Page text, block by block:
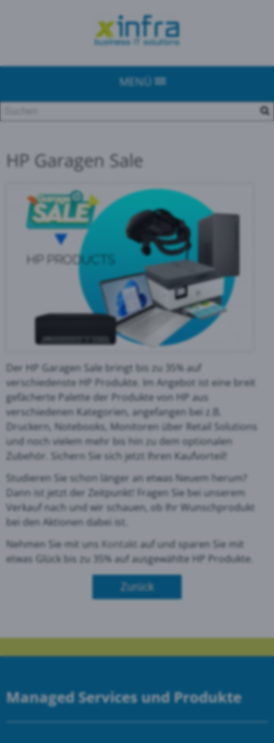
MENÜ
HP Garagen Sale
Der HP Garagen Sale bringt bis zu 35% auf
verschiedenste HP Produkte. Im Angebot ist eine breit
gefächerte Palette der Produkte von HP aus
verschiedenen Kategorien, angefangen bei z.B.
Druckern, Notebooks, Monitoren über Retail Solutions
und noch vielem mehr bis hin zu dem optionalen
Zubehör. Sichern Sie sich jetzt Ihren Kaufvorteil!
Studieren Sie schon länger an etwas Neuem herum?
Dann ist jetzt der Zeitpunkt! Fragen Sie bei unserem
Verkauf nach und wir schauen, ob Ihr Wunschprodukt
bei den Aktionen dabei ist.
Nehmen Sie mit uns Kontakt auf und sparen Sie mit
etwas Glück bis zu 35% auf ausgewählte HP Produkte.
Zurück
Managed Services und Produkte